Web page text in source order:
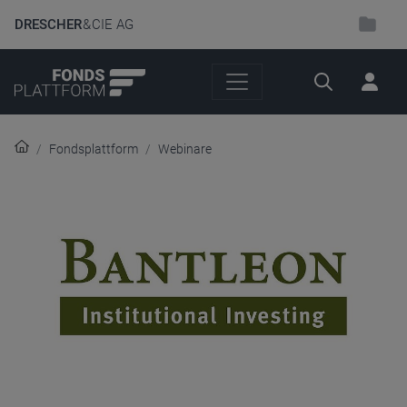
DRESCHER& CIE AG
Suche
Fondsplattform Webinare